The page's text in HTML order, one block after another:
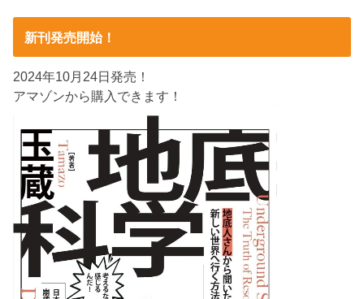
新刊発売開始！
2024年10月24日発売！
アマゾンから購入できます！